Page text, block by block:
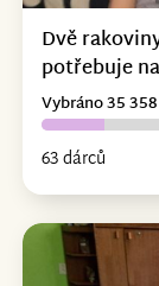
Dvě
potřebuje
63 dárců
Vybráno 35